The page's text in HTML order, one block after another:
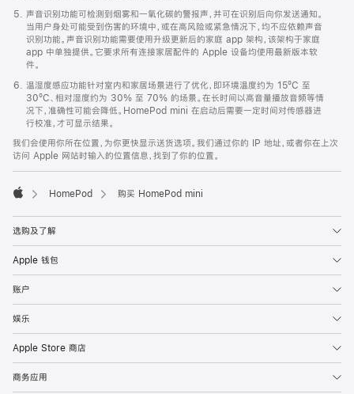
声音识别功能可检测到烟雾和一氧化碳的警报声，并可在识别后向你发送通知。
当用户身处可能受到伤害的环境中，或在高风险或紧急情况下，均不应依赖声音
识别功能。声音识别功能需要使用升级更新后的家庭 app 架构，该架构于家庭
app 中单独提供。它要求所有连接家居配件的 Apple 设备均使用最新版本软
件。
温湿度感应功能针对室内和家居场景进行了优化，即环境温度约为 15ºC 至
30ºC、相对湿度约为 30% 至 70% 的场景。在长时间以高音量播放音频等情
况下，准确性可能会降低。HomePod mini 在启动后需要一定时间对传感器进
行校准，才可显示结果。
我们会使用你所在位置，为你更快显示送货选项。我们通过你的 IP 地址，或者你在上次
访问 Apple 网站时输入的位置信息，找到了你的位置。
HomePod 购买 HomePod mini
选购及了解
Apple 钱包
账户
娱乐
Apple Store 商店
商务应用